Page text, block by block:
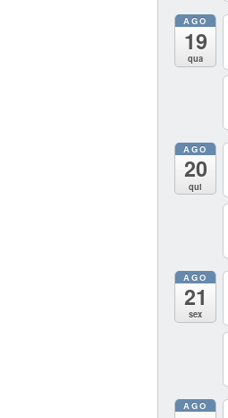
AGO
19
qua
AGO
20
qui
AGO
21
sex
AGO